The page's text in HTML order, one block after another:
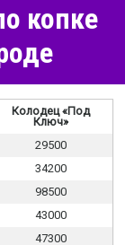
копке
Колодец «Под
Ключ»
29500
34200
98500
43000
47300